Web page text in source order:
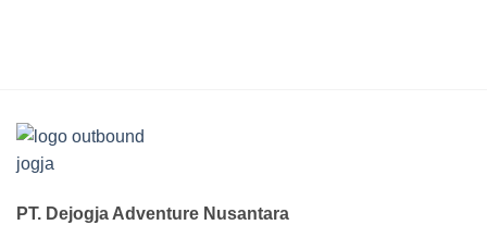
PT. Dejogja Adventure Nusantara